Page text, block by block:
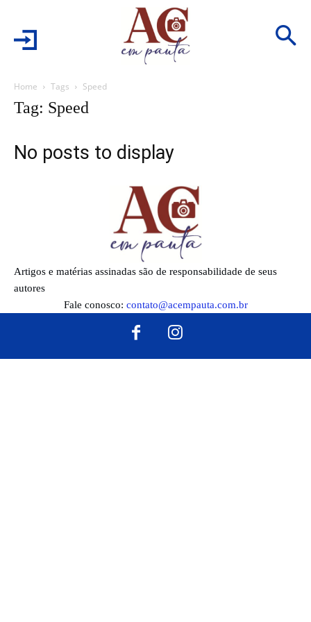
Home Tags Speed
Tag: Speed
No posts to display
Artigos e matérias assinadas são de responsabilidade de seus
autores
Fale conosco: contato@acempauta.com.br